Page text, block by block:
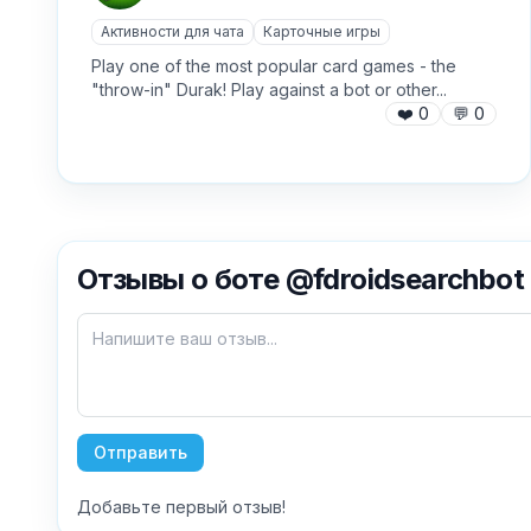
Активности для чата Карточные игры
Play one of the most popular card games - the
"throw-in" Durak! Play against a bot or other...
❤️ 0 💬 0
Отзывы о боте @fdroidsearchbot
Отправить
Добавьте первый отзыв!